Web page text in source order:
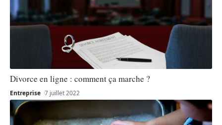
Divorce en ligne : comment ça marche ?
Entreprise 7 juillet 2022